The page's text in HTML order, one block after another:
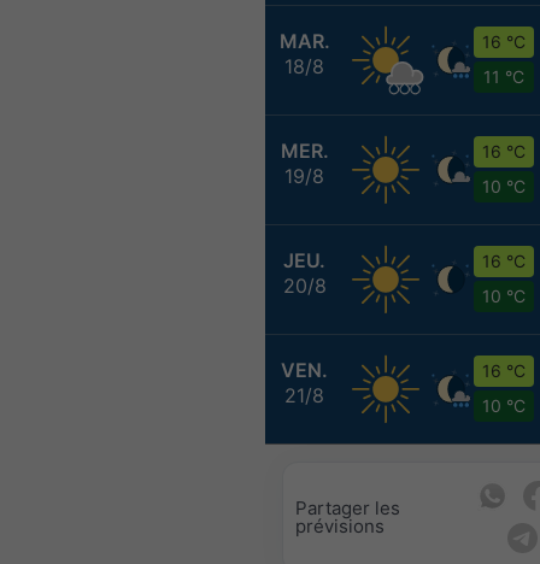
MAR.
18/8
16 °C
11 °C
MER.
19/8
16 °C
10 °C
JEU.
20/8
16 °C
10 °C
VEN.
21/8
16 °C
10 °C
Partager les
prévisions